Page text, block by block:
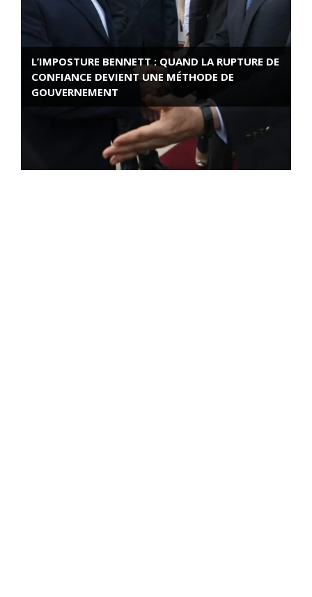
L’IMPOSTURE BENNETT : QUAND LA RUPTURE DE
CONFIANCE DEVIENT UNE MÉTHODE DE
GOUVERNEMENT
ROSE VALLAND, HEROÏNE DE LA RESISTANCE